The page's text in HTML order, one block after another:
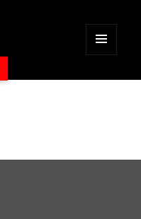
MENÜ
WIDGETS